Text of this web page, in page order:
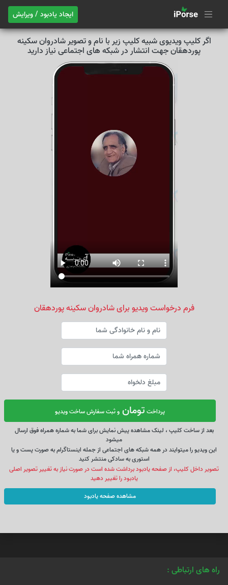
ایجاد یادبود / ویرایش
اگر کلیپ ویدیوی شبیه کلیپ زیر با نام و تصویر شادروان سکینه
پوردهقان جهت انتشار در شبکه های اجتماعی نیاز دارید
فرم درخواست ویدیو برای شادروان سکینه پوردهقان
پرداخت تومان و ثبت سفارش ساخت ویدیو
بعد از ساخت کلیپ ، لینک مشاهده پیش نمایش برای شما به شماره همراه فوق ارسال
میشود
این ویدیو را میتوایند در همه شبکه های اجتماعی از جمله اینستاگرام به صورت پست و یا
استوری به سادکی منتشر کنید
تصویر داخل کلیپ، از صفحه یادبود برداشت شده است در صورت نیاز به تغییر تصویر اصلی
یادبود را تغییر دهید
مشاهده صفحه یادبود
راه های ارتباطی :